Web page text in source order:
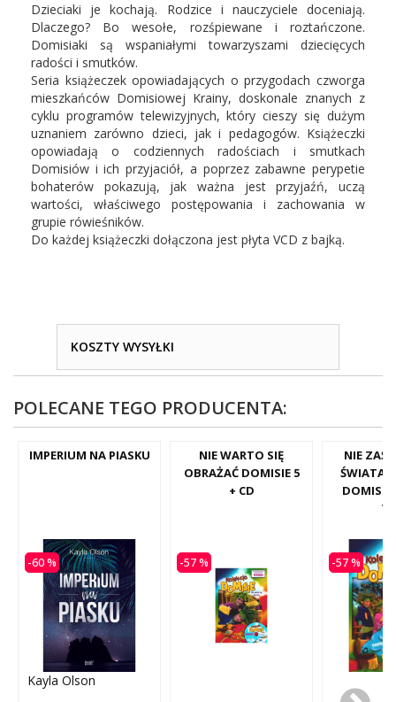
Dzieciaki je kochają. Rodzice i nauczyciele doceniają.
Dlaczego? Bo wesołe, rozśpiewane i roztańczone.
Domisiaki są wspaniałymi towarzyszami dziecięcych
radości i smutków.
Seria książeczek opowiadających o przygodach czworga
mieszkańców Domisiowej Krainy, doskonale znanych z
cyklu programów telewizyjnych, który cieszy się dużym
uznaniem zarówno dzieci, jak i pedagogów. Książeczki
opowiadają o codziennych radościach i smutkach
Domisiów i ich przyjaciół, a poprzez zabawne perypetie
bohaterów pokazują, jak ważna jest przyjaźń, uczą
wartości, właściwego postępowania i zachowania w
grupie rówieśników.
Do każdej książeczki dołączona jest płyta VCD z bajką.
KOSZTY WYSYŁKI
POLECANE TEGO PRODUCENTA:
IMPERIUM NA PIASKU
-60 %
Kayla Olson
NIE WARTO SIĘ
OBRAŻAĆ DOMISIE 5
+ CD
-57 %
NIE
ŚWIATA!
-57 %